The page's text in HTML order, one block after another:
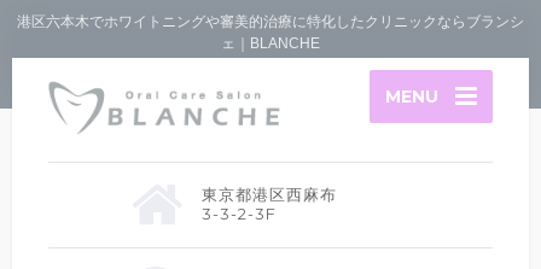
港区六本木でホワイトニングや審美的治療に特化したクリニックならブランシ
ェ｜BLANCHE
MENU
東京都港区西麻布
3-3-2-3F